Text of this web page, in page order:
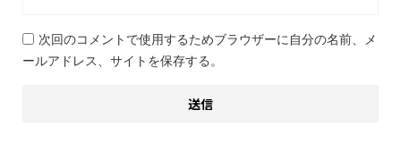
次回のコメントで使用するためブラウザーに自分の名前、メ
ールアドレス、サイトを保存する。